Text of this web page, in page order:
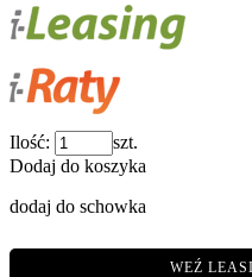
Ilość:
szt.
Dodaj do koszyka
dodaj do schowka
WEŹ